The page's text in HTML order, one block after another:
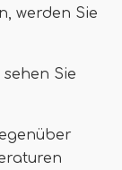
werden Sie
Sie